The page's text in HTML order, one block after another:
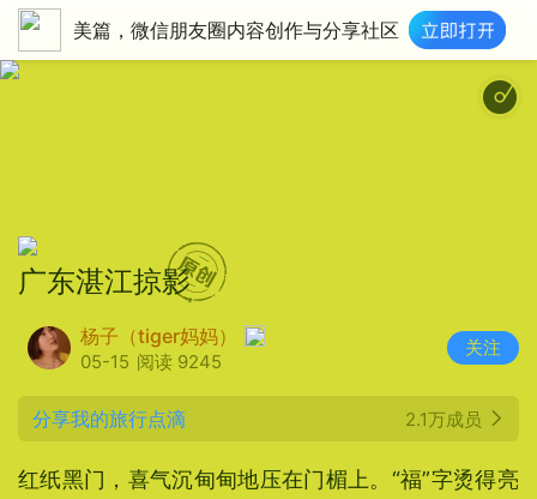
美篇，微信朋友圈内容创作与分享社区
广东湛江掠影
杨子（tiger妈妈）
05-15 阅读 9245
关注
分享我的旅行点滴 2.1万成员
红纸黑门，喜气沉甸甸地压在门楣上。“福”字烫得亮
愉快自由-轻语 - Valse No 2 for